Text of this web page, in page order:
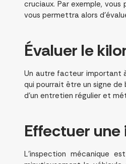
cruciaux. Par exemple,
vous permettra alors
Évaluer le
Un autre facteur important
qui pourrait être un signe
d’un entretien régulier et
Effectuer une
L’inspection mécanique